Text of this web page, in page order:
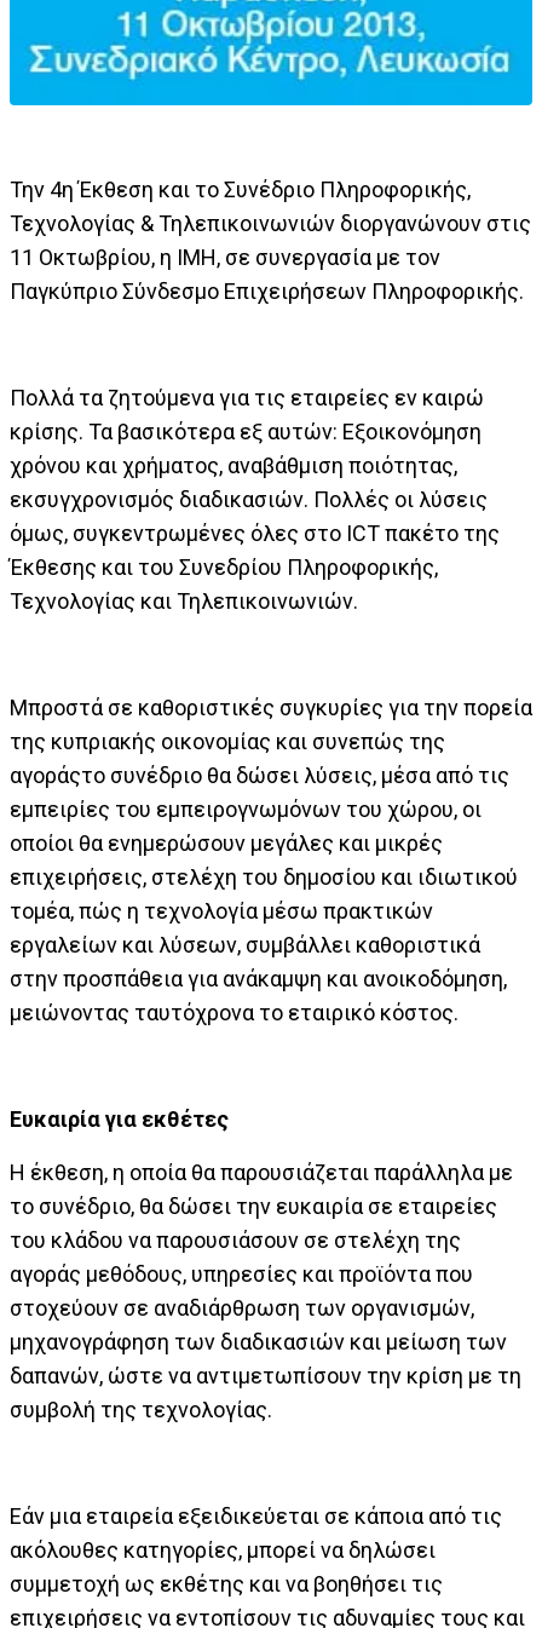
Την 4η Έκθεση και το Συνέδριο Πληροφορικής,
Τεχνολογίας & Τηλεπικοινωνιών διοργανώνουν στις
11 Οκτωβρίου, η IMH, σε συνεργασία με τον
Παγκύπριο Σύνδεσμο Επιχειρήσεων Πληροφορικής.
Πολλά τα ζητούμενα για τις εταιρείες εν καιρώ
κρίσης. Τα βασικότερα εξ αυτών: Εξοικονόμηση
χρόνου και χρήματος, αναβάθμιση ποιότητας,
εκσυγχρονισμός διαδικασιών. Πολλές οι λύσεις
όμως, συγκεντρωμένες όλες στο ICT πακέτο της
Έκθεσης και του Συνεδρίου Πληροφορικής,
Τεχνολογίας και Τηλεπικοινωνιών.
Μπροστά σε καθοριστικές συγκυρίες για την πορεία
της κυπριακής οικονομίας και συνεπώς της
αγοράςτο συνέδριο θα δώσει λύσεις, μέσα από τις
εμπειρίες του εμπειρογνωμόνων του χώρου, οι
οποίοι θα ενημερώσουν μεγάλες και μικρές
επιχειρήσεις, στελέχη του δημοσίου και ιδιωτικού
τομέα, πώς η τεχνολογία μέσω πρακτικών
εργαλείων και λύσεων, συμβάλλει καθοριστικά
στην προσπάθεια για ανάκαμψη και ανοικοδόμηση,
μειώνοντας ταυτόχρονα το εταιρικό κόστος.
Ευκαιρία για εκθέτες
Η έκθεση, η οποία θα παρουσιάζεται παράλληλα με
το συνέδριο, θα δώσει την ευκαιρία σε εταιρείες
του κλάδου να παρουσιάσουν σε στελέχη της
αγοράς μεθόδους, υπηρεσίες και προϊόντα που
στοχεύουν σε αναδιάρθρωση των οργανισμών,
μηχανογράφηση των διαδικασιών και μείωση των
δαπανών, ώστε να αντιμετωπίσουν την κρίση με τη
συμβολή της τεχνολογίας.
Εάν μια εταιρεία εξειδικεύεται σε κάποια από τις
ακόλουθες κατηγορίες, μπορεί να δηλώσει
συμμετοχή ως εκθέτης και να βοηθήσει τις
επιχειρήσεις να εντοπίσουν τις αδυναμίες τους και